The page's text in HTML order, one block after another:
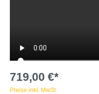
719,00 €*
Preise inkl. MwSt.